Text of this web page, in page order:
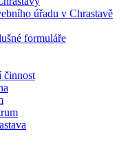
úřadu v Chrastavě
formuláře
činnost